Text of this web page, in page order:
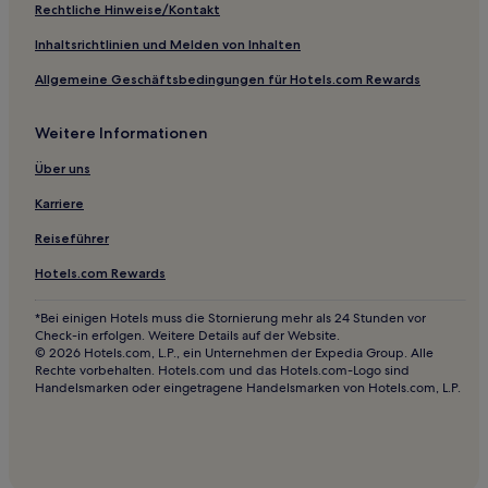
Hotels mit inbegriffenem Frühstück in Trollhättan
Hotels mit Parkplatz in Trollhättan
Hotels mit Parkplatz in Stampen
Hotels mit Parkplatz nahe Linnégatan
Familien in Göteborg
Lgbtqia-Freundliche in Göteborg
Hotels mit Parkplatz in Gemeinde Tjörn
Familien nahe The Avenue
5-Sterne-Hotels in The Avenue
4-Sterne-Hotels in Inom Vallgraven
3-Sterne-Hotels in Borås
Rechtliche Hinweise/Kontakt
Inhaltsrichtlinien und Melden von Inhalten
Allgemeine Geschäftsbedingungen für Hotels.com Rewards
Weitere Informationen
Über uns
Karriere
Reiseführer
Hotels.com Rewards
*Bei einigen Hotels muss die Stornierung mehr als 24 Stunden vor
Check-in erfolgen. Weitere Details auf der Website.
© 2026 Hotels.com, L.P., ein Unternehmen der Expedia Group. Alle
Rechte vorbehalten. Hotels.com und das Hotels.com-Logo sind
Handelsmarken oder eingetragene Handelsmarken von Hotels.com, L.P.